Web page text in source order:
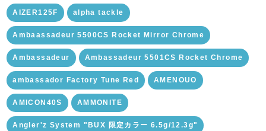
AIZER125F alpha tackle
Ambaassadeur 5500CS Rocket Mirror Chrome
Ambassadeur Ambassadeur 5501CS Rocket Chrome
ambassador Factory Tune Red AMENOUO
AMICON40S AMMONITE
Angler'z System "BUX 限定カラー 6.5g/12.3g"